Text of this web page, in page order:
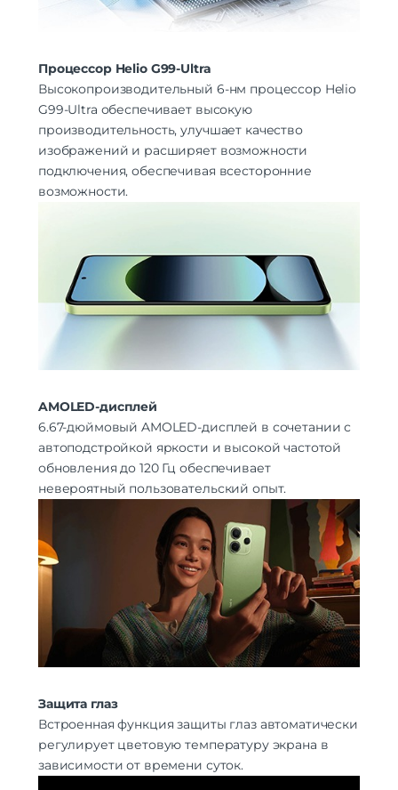
Процессор Helio G99-Ultra
Высокопроизводительный 6-нм процессор Helio
G99-Ultra обеспечивает высокую
производительность, улучшает качество
изображений и расширяет возможности
подключения, обеспечивая всесторонние
возможности.
AMOLED-дисплей
6.67-дюймовый AMOLED-дисплей в сочетании с
автоподстройкой яркости и высокой частотой
обновления до 120 Гц обеспечивает
невероятный пользовательский опыт.
Защита глаз
Встроенная функция защиты глаз автоматически
регулирует цветовую температуру экрана в
зависимости от времени суток.